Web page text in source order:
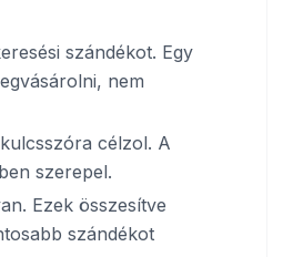
szándékot. Egy
nem
célzol. A
szerepel.
Ezek összesítve
szándékot